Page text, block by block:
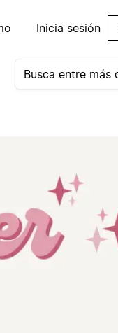
Inicia sesión